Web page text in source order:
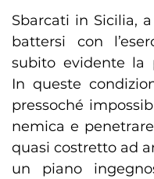
Sbarcati in Sicilia,
battersi con
subito evidente la
In queste
pressoché
nemica e
quasi costretto ad
un piano